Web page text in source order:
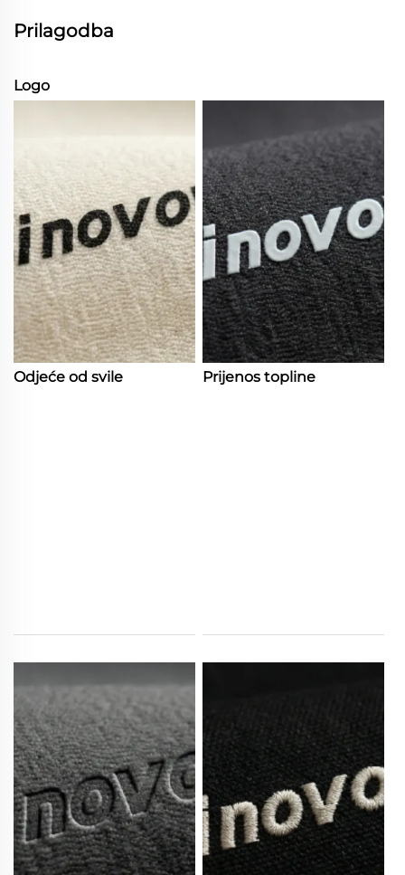
Prilagodba
Logo
Odjeće od svile Prijenos topline